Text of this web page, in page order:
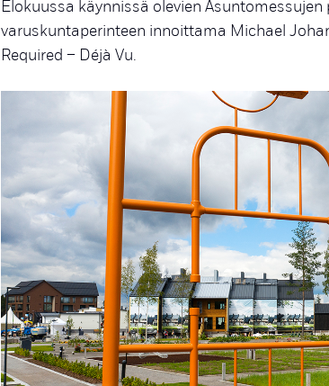
Elokuussa käynnissä olevien
varuskuntaperinteen innoittama Michael
Required – Déjà Vu.